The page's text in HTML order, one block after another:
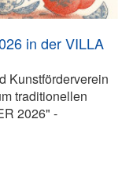
in der VILLA
Kunstförderverein
traditionellen
2026" -